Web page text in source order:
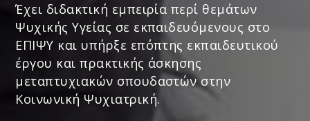
Έχει διδακτική εμπειρία περί θεμάτων
Ψυχικής Υγείας σε εκπαιδευόμενους στο
ΕΠΙΨΥ και υπήρξε επόπτης εκπαιδευτικού
έργου και πρακτικής άσκησης
μεταπτυχιακών σπουδαστών στην
Κοινωνική Ψυχιατρική.